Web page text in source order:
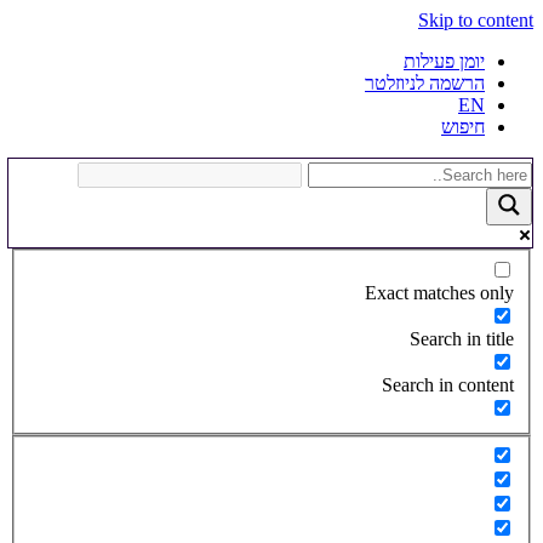
Skip to content
יומן פעילות
הרשמה לניוזלטר
EN
חיפוש
Exact matches only
Search in title
Search in content